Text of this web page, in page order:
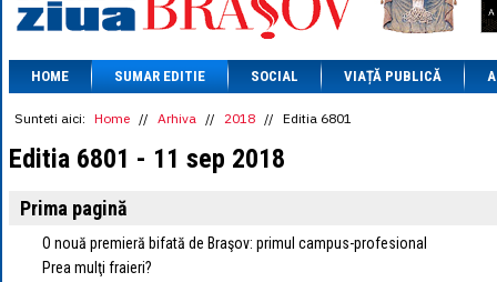
1 AUD= 2.7957
1 BGN= 2.5449
1 CAD= 3.1559
1 CHF= 5.2813
1 JPY
= 3.0556
HOME SUMAR EDITIE SOCIAL VIAȚĂ PUBLICĂ
Sunteti aici: Home // Arhiva // 2018 // Editia 6801
Editia 6801 - 11 sep 2018
Prima pagină
O nouă premieră bifată de Braşov: primul campus-profesional
Prea mulţi fraieri?